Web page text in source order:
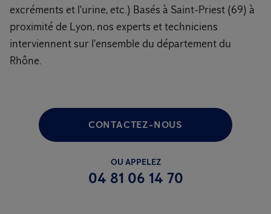
excréments et l'urine, etc.) Basés à Saint-Priest (69) à
proximité de Lyon, nos experts et techniciens
interviennent sur l'ensemble du département du
Rhône.
CONTACTEZ-NOUS
OU APPELEZ
04 81 06 14 70